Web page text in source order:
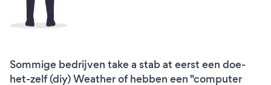
Sommige bedrijven take a stab at eerst een doe-
het-zelf (diy) Weather of hebben een "computer